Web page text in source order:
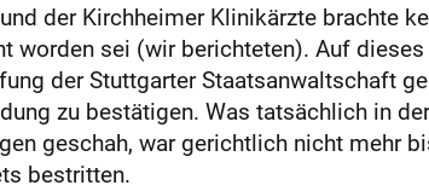
der Kirchheimer Klinikärzte brachte
worden sei (wir berichteten). Auf
der Stuttgarter Staatsanwaltschaft
zu bestätigen. Was tatsächlich in
geschah, war gerichtlich nicht mehr
bestritten.